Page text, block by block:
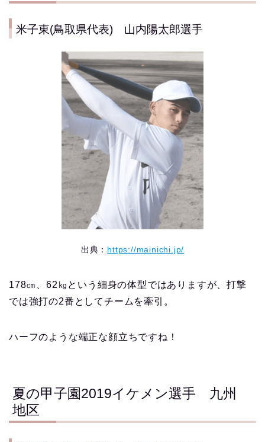
米子東(鳥取県代表) 山内陽太郎選手
出典： https://mainichi.jp/
178㎝、62㎏という細身の体型ではありますが、打撃
では強打の2番としてチームを牽引。
ハーフのような端正な顔立ちですね！
夏の甲子園2019イケメン選手 九州
地区